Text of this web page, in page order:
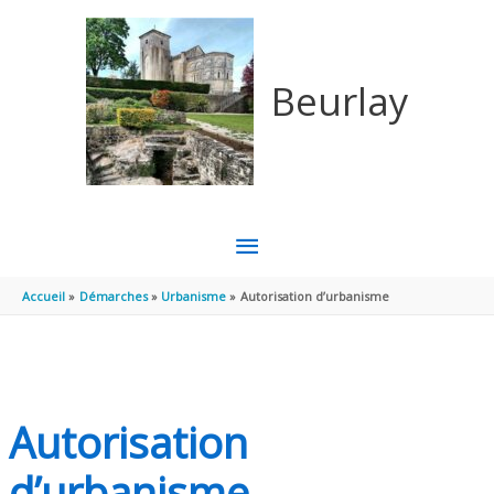
Beurlay
MENU
PRINCIPAL
Accueil Démarches Urbanisme Autorisation d’urbanisme
Autorisation